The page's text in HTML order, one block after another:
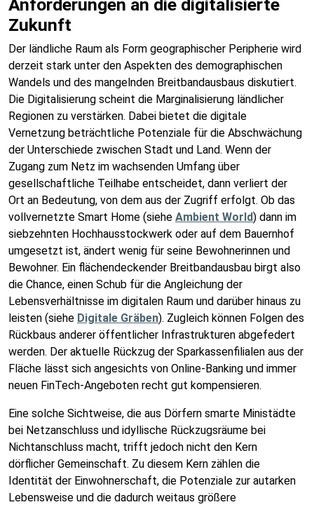
Anforderungen an die digitalisierte
Zukunft
Der ländliche Raum als Form geographischer Peripherie wird
derzeit stark unter den Aspekten des demographischen
Wandels und des mangelnden Breitbandausbaus diskutiert.
Die Digitalisierung scheint die Marginalisierung ländlicher
Regionen zu verstärken. Dabei bietet die digitale
Vernetzung beträchtliche Potenziale für die Abschwächung
der Unterschiede zwischen Stadt und Land. Wenn der
Zugang zum Netz im wachsenden Umfang über
gesellschaftliche Teilhabe entscheidet, dann verliert der
Ort an Bedeutung, von dem aus der Zugriff erfolgt. Ob das
vollvernetzte Smart Home (siehe Ambient World) dann im
siebzehnten Hochhausstockwerk oder auf dem Bauernhof
umgesetzt ist, ändert wenig für seine Bewohnerinnen und
Bewohner. Ein flächendeckender Breitbandausbau birgt also
die Chance, einen Schub für die Angleichung der
Lebensverhältnisse im digitalen Raum und darüber hinaus zu
leisten (siehe Digitale Gräben). Zugleich können Folgen des
Rückbaus anderer öffentlicher Infrastrukturen abgefedert
werden. Der aktuelle Rückzug der Sparkassenfilialen aus der
Fläche lässt sich angesichts von Online-Banking und immer
neuen FinTech-Angeboten recht gut kompensieren.
Eine solche Sichtweise, die aus Dörfern smarte Ministädte
bei Netzanschluss und idyllische Rückzugsräume bei
Nichtanschluss macht, trifft jedoch nicht den Kern
dörflicher Gemeinschaft. Zu diesem Kern zählen die
Identität der Einwohnerschaft, die Potenziale zur autarken
Lebensweise und die dadurch weitaus größere